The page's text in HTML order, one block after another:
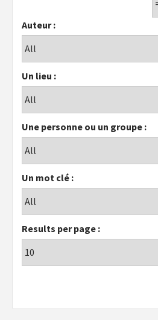
Auteur :
Un lieu :
Une personne ou un groupe :
Un mot clé :
Results per page :